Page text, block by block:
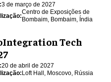
3 de março de 2027
Centro de Exposições de
Bombaim, Bombaim, Índia
Tech
20 de abril de 2027
Loft Hall, Moscovo, Rússia